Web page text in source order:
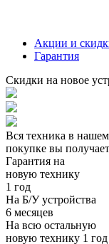
Акции и
Гарантия
Скидки на новое
Вся техника в нашем
покупке вы
Гарантия на
новую технику
1 год
На Б/У устройства
6 месяцев
На всю остальную
новую технику 1 год